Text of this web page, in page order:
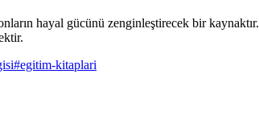
hayal gücünü zenginleştirecek bir
#egitim-kitaplari